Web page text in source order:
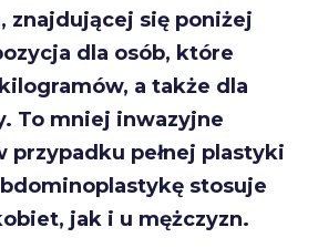
znajdującej się poniżej
dla osób, które
a także dla
To mniej inwazyjne
przypadku pełnej plastyki
stosuje
jak i u mężczyzn.